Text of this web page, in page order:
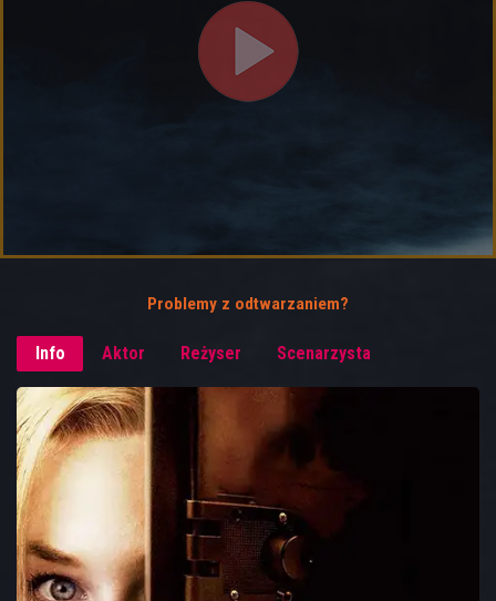
Problemy z odtwarzaniem?
Info Aktor Reżyser Scenarzysta